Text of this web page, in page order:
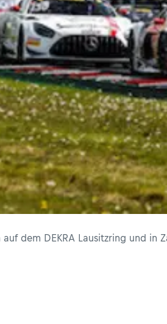
dem DEKRA Lausitzring und